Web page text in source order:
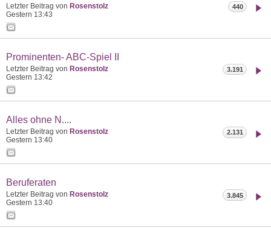
Letzter Beitrag von Rosenstolz
Gestern 13:43
440
Prominenten- ABC-Spiel II
Letzter Beitrag von Rosenstolz
Gestern 13:42
3.191
Alles ohne N....
Letzter Beitrag von Rosenstolz
Gestern 13:40
2.131
Beruferaten
Letzter Beitrag von Rosenstolz
Gestern 13:40
3.845